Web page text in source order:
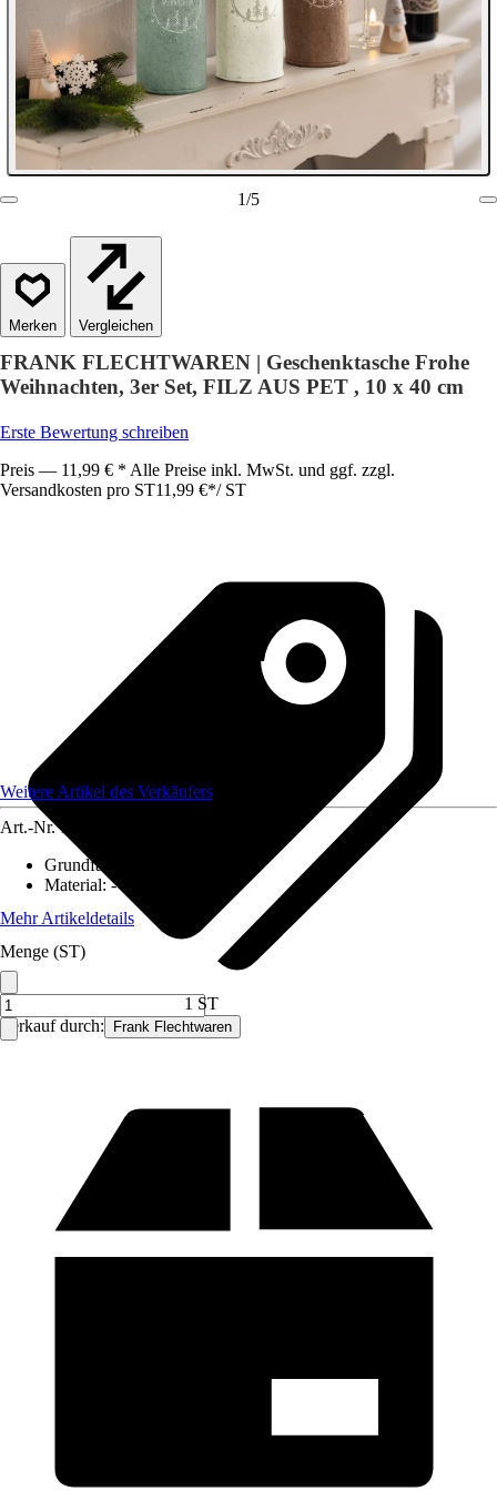
1/5
Vergleichen
FRANK FLECHTWAREN | Geschenktasche Frohe
Weihnachten, 3er Set, FILZ AUS PET , 10 x 40 cm
Erste Bewertung schreiben
Preis — 11,99 € * Alle Preise inkl. MwSt. und ggf. zzgl.
Versandkosten pro ST11,99 €*/ ST
Verkauf durch: Frank Flechtwaren
Weitere Artikel des Verkäufers
Art.-Nr. 12584221
Grundfarbe
Material:-
Mehr Artikeldetails
Menge (ST)
1 ST